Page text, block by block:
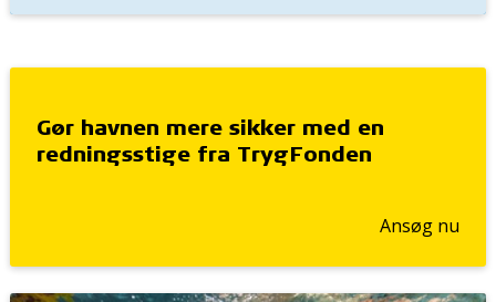
Gør havnen mere sikker med en
redningsstige fra TrygFonden
Ansøg nu